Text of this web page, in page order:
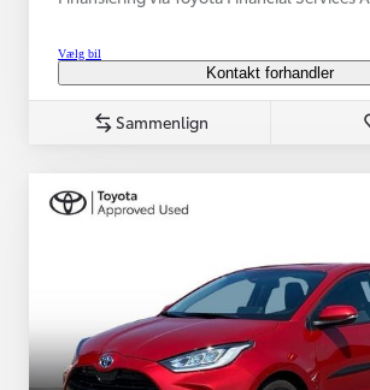
Vælg bil
Kontakt forhandler
Sammenlign